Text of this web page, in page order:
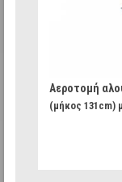
Αεροτομή
(μήκος 131cm)